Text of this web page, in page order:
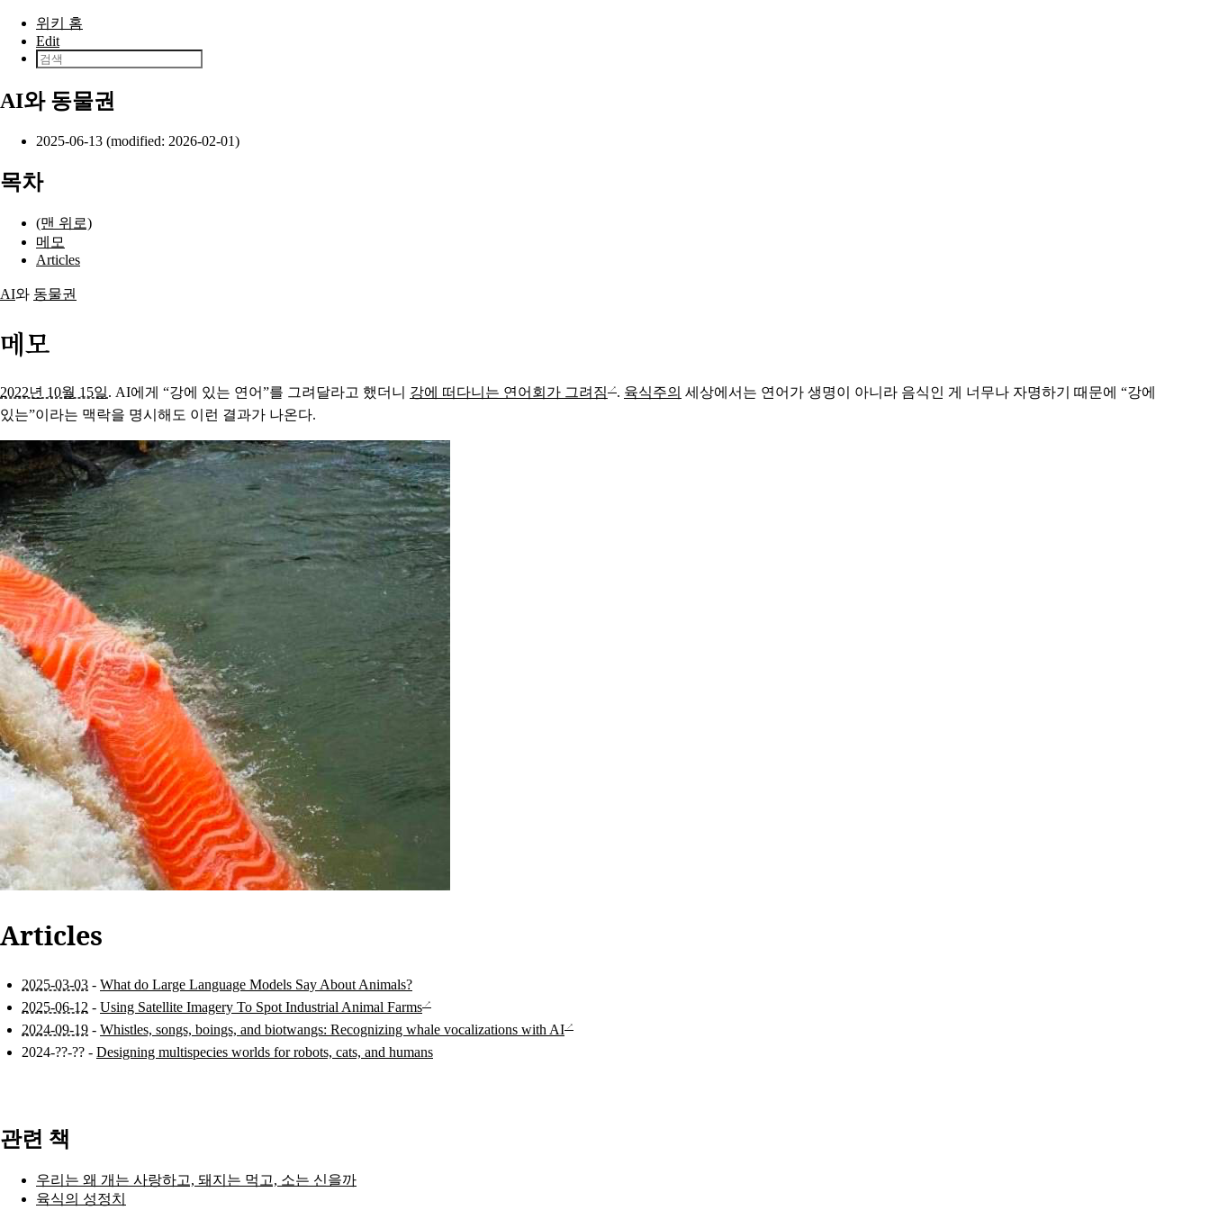
본문으로 건너뛰기
위키 홈
Edit
AI와 동물권
2025-06-13 (modified: 2026-02-01)
목차
(맨 위로)
메모
Articles
AI와 동물권
메모
2022년 10월 15일. AI에게 “강에 있는 연어”를 그려달라고 했더니 강에 떠다니는 연어회가 그려짐 . 육식주의 세상에서는 연어가 생명이 아니라 음식인 게 너무나 자명하기 때문에 “강에
있는”이라는 맥락을 명시해도 이런 결과가 나온다.
Articles
2025-03-03 - What do Large Language Models Say About Animals?
2025-06-12 - Using Satellite Imagery To Spot Industrial Animal Farms
2024-09-19 - Whistles, songs, boings, and biotwangs: Recognizing whale vocalizations with AI
2024-??-?? - Designing multispecies worlds for robots, cats, and humans
관련 책
우리는 왜 개는 사랑하고, 돼지는 먹고, 소는 신을까
육식의 성정치